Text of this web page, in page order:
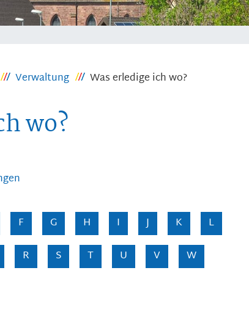
Verwaltung Was erledige ich wo?
wo?
F G H I J K
L
R S T U V
W